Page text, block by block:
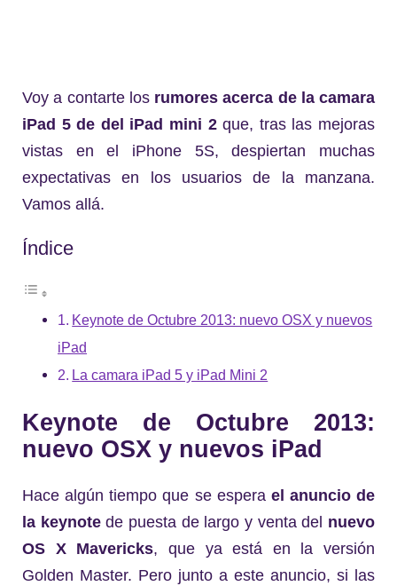
Voy a contarte los rumores acerca de la camara
iPad 5 de del iPad mini 2que, tras las mejoras
vistas en el iPhone 5S, despiertan muchas
expectativas en los usuarios de la manzana.
Vamos allá.
Índice
Keynote de Octubre 2013: nuevo OSX y nuevos
iPad
La camara iPad 5 y iPad Mini 2
Keynote de Octubre 2013:
nuevo OSX y nuevos iPad
Hace algún tiempo que se esperael anuncio de
la keynotede puesta de largo y venta del nuevo
OS X Mavericks, que ya está en la versión
Golden Master. Pero junto a este anuncio, si las